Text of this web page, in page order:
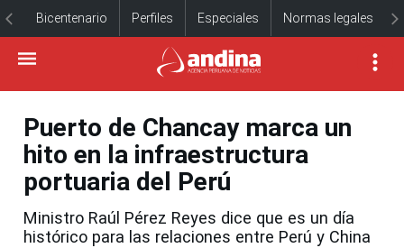
Bicentenario Perfiles Especiales Normas legales
Puerto de Chancay marca un
hito en la infraestructura
portuaria del Perú
Ministro Raúl Pérez Reyes dice que es un día
histórico para las relaciones entre Perú y China